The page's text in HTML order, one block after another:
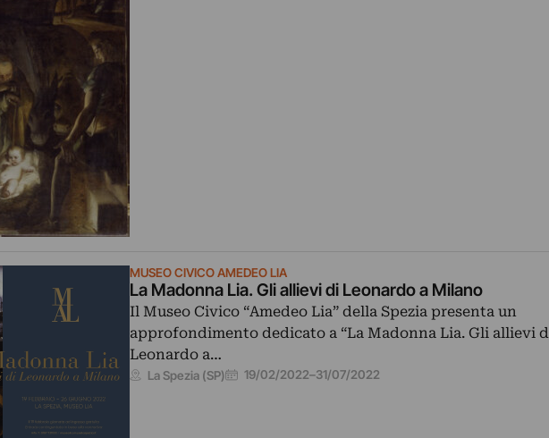
MUSEO CIVICO AMEDEO LIA
La Madonna Lia. Gli allievi di Leonardo a Milano
Il Museo Civico “Amedeo Lia” della Spezia presenta un
approfondimento dedicato a “La Madonna Lia. Gli allievi
Leonardo a…
La Spezia (SP) 19/02/2022–31/07/2022